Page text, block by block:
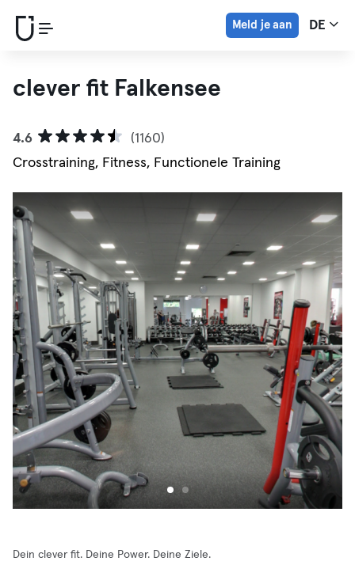
Meld je aan DE
clever fit Falkensee
4.6
(1160)
Crosstraining, Fitness, Functionele Training
Dein clever fit. Deine Power. Deine Ziele.